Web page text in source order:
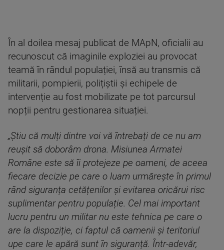
În al doilea mesaj publicat de MApN, oficialii au
recunoscut că imaginile exploziei au provocat
teamă în rândul populației, însă au transmis că
militarii, pompierii, polițiștii și echipele de
intervenție au fost mobilizate pe tot parcursul
nopții pentru gestionarea situației.
„Știu că mulți dintre voi vă întrebați de ce nu am
reușit să doborâm drona. Misiunea Armatei
Române este să îi protejeze pe oameni, de aceea
fiecare decizie pe care o luam urmărește în primul
rând siguranța cetățenilor și evitarea oricărui risc
suplimentar pentru populație. Cel mai important
lucru pentru un militar nu este tehnica pe care o
are la dispoziție, ci faptul că oamenii și teritoriul
upe care le apără sunt în siguranță. Într-adevăr,